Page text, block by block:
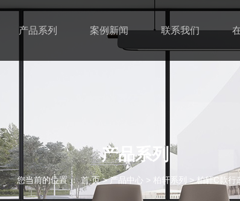
产品系列 案例新闻 联系我们
产品系列
您当前的位置 ： 首 页>产品中心 > 柏轩系列 >柏轩C款行